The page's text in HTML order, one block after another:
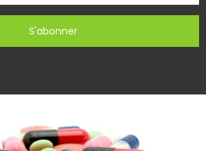
S'abonner